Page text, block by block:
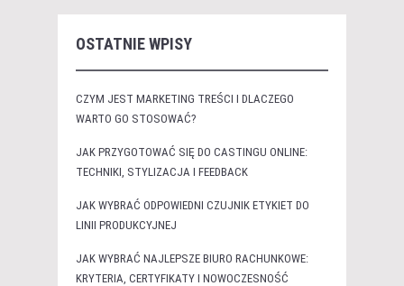
OSTATNIE WPISY
CZYM JEST MARKETING TREŚCI I DLACZEGO
WARTO GO STOSOWAĆ?
JAK PRZYGOTOWAĆ SIĘ DO CASTINGU ONLINE:
TECHNIKI, STYLIZACJA I FEEDBACK
JAK WYBRAĆ ODPOWIEDNI CZUJNIK ETYKIET DO
LINII PRODUKCYJNEJ
JAK WYBRAĆ NAJLEPSZE BIURO RACHUNKOWE:
KRYTERIA, CERTYFIKATY I NOWOCZESNOŚĆ